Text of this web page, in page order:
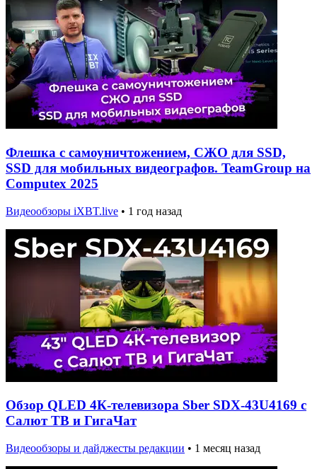
Флешка с самоуничтожением, СЖО для SSD,
SSD для мобильных видеографов. TeamGroup на
Computex 2025
Видеообзоры iXBT.live • 1 год назад
Обзор QLED 4К-телевизора Sber SDX-43U4169 с
Салют ТВ и ГигаЧат
Видеообзоры и дайджесты редакции • 1 месяц назад